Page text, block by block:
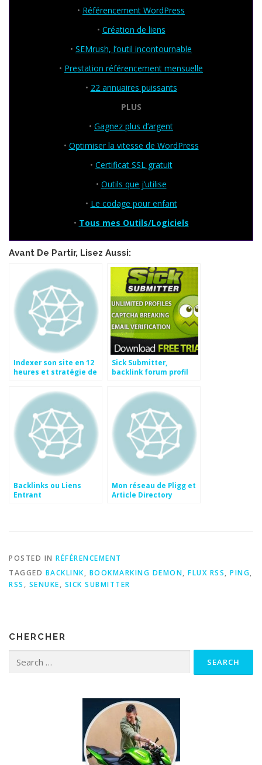
• Référencement WordPress
• Création de liens
• SEMrush, l’outil incontournable
• Prestation référencement mensuelle
• 22 annuaires puissants
PLUS
• Gagnez plus d’argent
• Optimiser la vitesse de WordPress
• Certificat SSL gratuit
• Outils que j’utilise
• Le codage pour enfant
• Tous mes Outils/Logiciels
Avant De Partir, Lisez Aussi:
Indexer son site en 12
heures et stratégie de
Sick Submitter,
backlink forum profil
Backlinks ou Liens
Entrant
Mon réseau de Pligg et
Article Directory
POSTED IN RÉFÉRENCEMENT
TAGGED BACKLINK, BOOKMARKING DEMON, FLUX RSS, PING,
RSS , SENUKE, SICK SUBMITTER
CHERCHER